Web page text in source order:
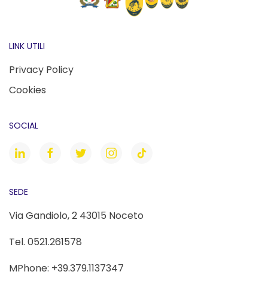
LINK UTILI
Privacy Policy
Cookies
SOCIAL
SEDE
Via Gandiolo, 2 43015 Noceto
Tel. 0521.261578
MPhone: +39.379.1137347